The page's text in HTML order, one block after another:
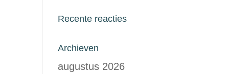
Recente reacties
Archieven
augustus 2026